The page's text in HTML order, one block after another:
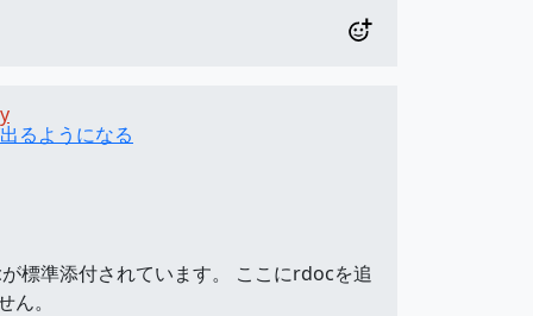
るようになる
標準添付されています。 ここにrdocを追
。